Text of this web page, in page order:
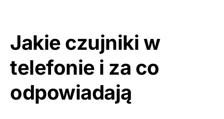
Jakie czujniki w
telefonie i za co
odpowiadają